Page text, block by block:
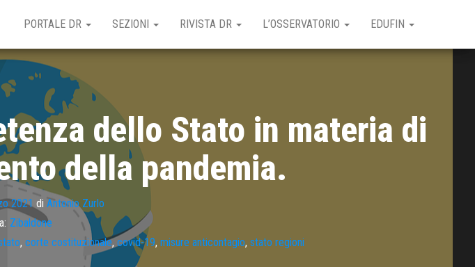
PORTALE DR SEZIONI RIVISTA DR L’OSSERVATORIO EDUFIN
dello Stato in materia di
della pandemia.
2021 di Antonio Zurlo
Zibaldone
, corte costituzionale,covid-19, misure anticontagio, stato regioni